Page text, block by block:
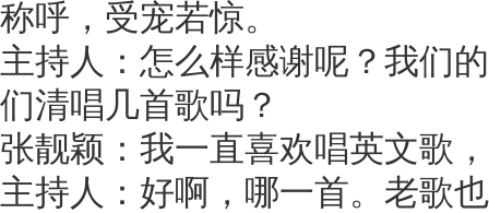
称呼，受宠若惊。
主持人：怎么样感谢呢？我们
们清唱几首歌吗？
张靓颖：我一直喜欢唱英文歌
主持人：好啊，哪一首。老歌